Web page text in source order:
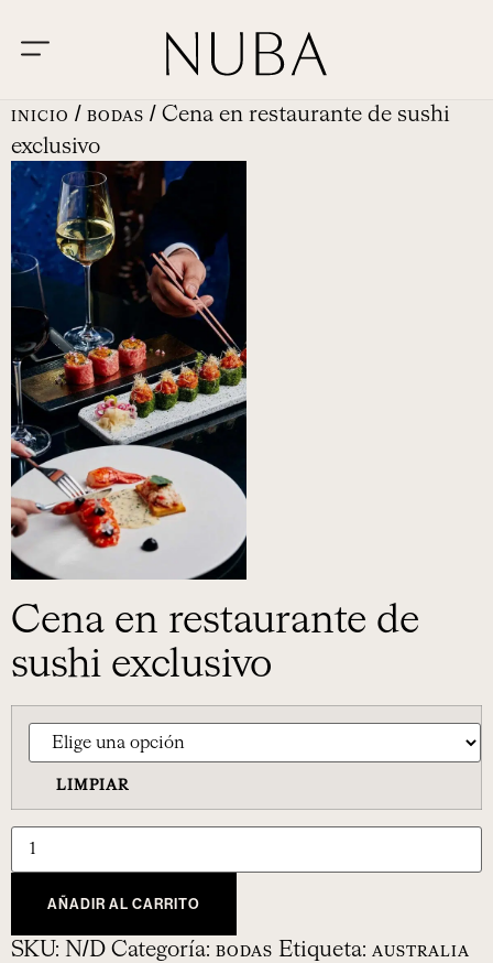
INICIO / BODAS / Cena en restaurante de sushi
exclusivo
Cena en restaurante de
sushi exclusivo
LIMPIAR
AÑADIR AL CARRITO
SKU: N/D Categoría: BODAS Etiqueta: AUSTRALIA